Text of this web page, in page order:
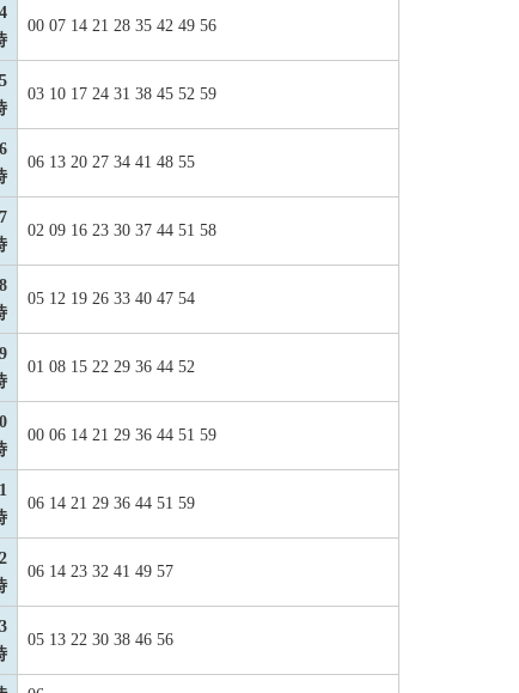
00 07 14 21 28 35 42 49 56
03 10 17 24 31 38 45 52 59
06 13 20 27 34 41 48 55
02 09 16 23 30 37 44 51 58
05 12 19 26 33 40 47 54
01 08 15 22 29 36 44 52
00 06 14 21 29 36 44 51 59
06 14 21 29 36 44 51 59
06 14 23 32 41 49 57
05 13 22 30 38 46 56